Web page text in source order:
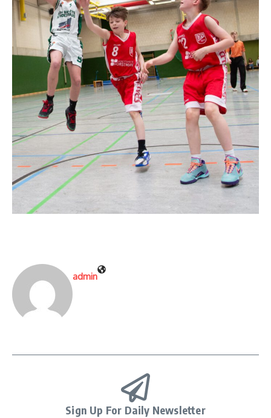
admin
Sign Up For Daily Newsletter